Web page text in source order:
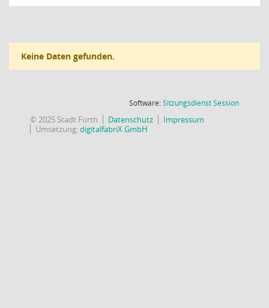
Keine Daten gefunden.
Software:SitzungsdienstSession(Wird in
© 2025 Stadt Fürth Datenschutz
Impressum
Umsetzung:digitalfabriX GmbH